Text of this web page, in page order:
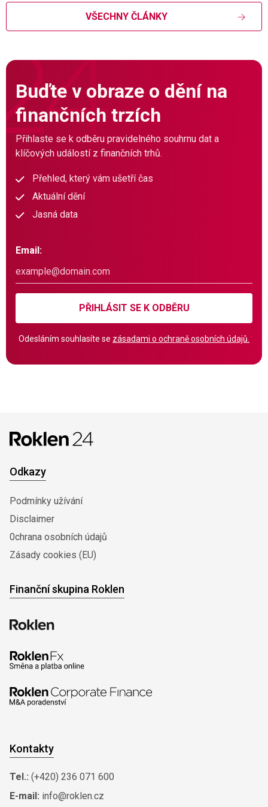
VŠECHNY ČLÁNKY
Buďte v obraze o dění na
finančních trzích
Přihlaste se k odběru pravidelného souhrnu dat a
klíčových událostí z finančních trhů.
Přehled, který vám ušetří čas
Aktuální dění
Jasná data
Email:
PŘIHLÁSIT SE K ODBĚRU
Odesláním souhlasíte se zásadami o ochraně osobních údajů.
Odkazy
Podmínky užívání
Disclaimer
0chrana osobních údajů
Zásady cookies (EU)
Finanční skupina Roklen
Kontakty
Tel.: (+420) 236 071 600
E-mail: info@roklen.cz